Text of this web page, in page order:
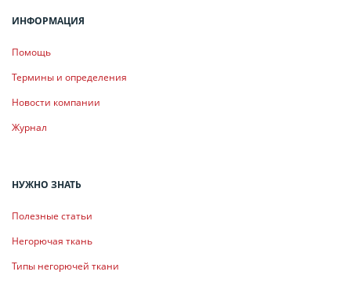
ИНФОРМАЦИЯ
Помощь
Термины и определения
Новости компании
Журнал
НУЖНО ЗНАТЬ
Полезные статьи
Негорючая ткань
Типы негорючей ткани